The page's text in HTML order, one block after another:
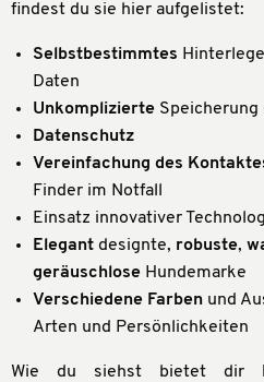
findest du sie hier aufgelistet:
Selbstbestimmtes
Daten
Unkomplizierte Speicherung
Datenschutz
Vereinfachung des
Finder im Notfall
Einsatz innovativer
Elegant designte, robuste,
geräuschlose Hundemarke
Verschiedene Farben und
Arten und Persönlichkeiten
Wie du siehst bietet dir